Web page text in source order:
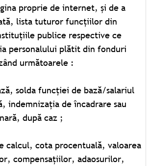
proprie de internet, și de a
lista tuturor funcțiilor din
publice respective ce
personalului plătit din fonduri
următoarele :
solda funcţiei de bază/salariul
indemnizaţia de încadrare sau
după caz ;
calcul, cota procentuală, valoarea
compensaţiilor, adaosurilor,